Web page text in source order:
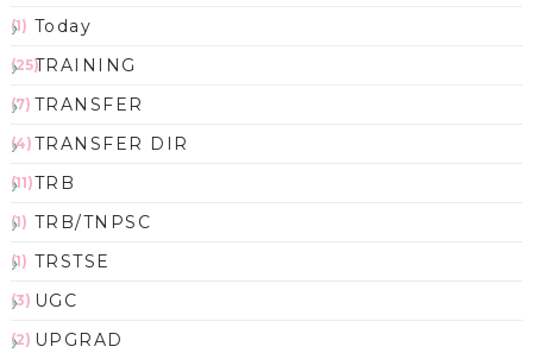
Today
(1)
TRAINING
(25)
TRANSFER
(7)
TRANSFER DIR
(4)
TRB
(11)
TRB/TNPSC
(1)
TRSTSE
(1)
UGC
(3)
UPGRAD
(2)